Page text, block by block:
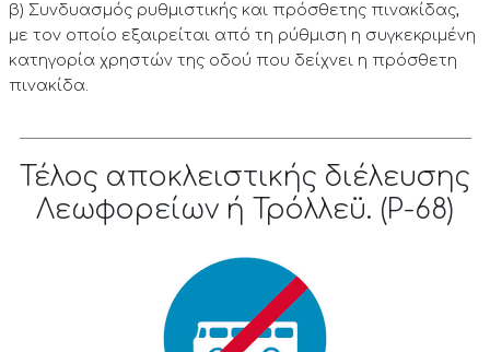
β) Συνδυασμός ρυθμιστικής και πρόσθετης πινακίδας,
με τον οποίο εξαιρείται από τη ρύθμιση η συγκεκριμένη
κατηγορία χρηστών της οδού που δείχνει η πρόσθετη
πινακίδα.
Τέλος αποκλειστικής διέλευσης
Λεωφορείων ή Τρόλλεϋ. (P-68)